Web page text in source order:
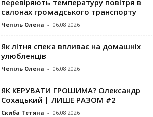
салонах громадського транспорту
Чепіль Олена - 06.08.2026
Як літня спека впливає на домашніх
улюбленців
Чепіль Олена - 06.08.2026
ЯК КЕРУВАТИ ГРОШИМА? Олександр
Сохацький | ЛИШЕ РАЗОМ #2
Скиба Тетяна - 06.08.2026